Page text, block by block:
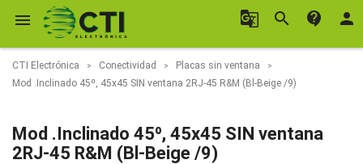
 g_translate search contact_support person
CTI Electrónica Conectividad
Placas sin ventana
Mod .Inclinado 45º, 45x45 SIN ventana 2RJ-45 R&M (Bl-Beige /9)
Mod .Inclinado 45º, 45x45 SIN ventana
2RJ-45 R&M (Bl-Beige /9)